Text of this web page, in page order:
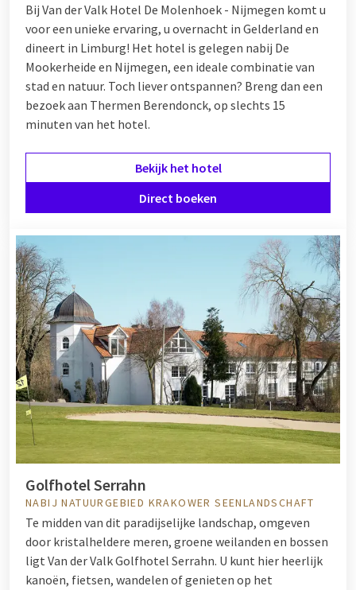
Bij Van der Valk Hotel De Molenhoek - Nijmegen komt u
voor een unieke ervaring, u overnacht in Gelderland en
dineert in Limburg! Het hotel is gelegen nabij De
Mookerheide en Nijmegen, een ideale combinatie van
stad en natuur. Toch liever ontspannen? Breng dan een
bezoek aan Thermen Berendonck, op slechts 15
minuten van het hotel.
Bekijk het hotel
Direct boeken
Golfhotel Serrahn
NABIJ NATUURGEBIED KRAKOWER SEENLANDSCHAFT
Te midden van dit paradijselijke landschap, omgeven
door kristalheldere meren, groene weilanden en bossen
ligt Van der Valk Golfhotel Serrahn. U kunt hier heerlijk
kanoën, fietsen, wandelen of genieten op het